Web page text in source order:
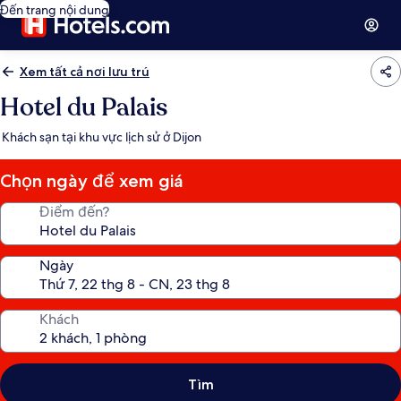
Đến trang nội dung
Xem tất cả nơi lưu trú
Hotel du Palais
Khách sạn tại khu vực lịch sử ở Dijon
Chọn ngày để xem giá
Điểm đến?
Ngày
Khách
Tìm